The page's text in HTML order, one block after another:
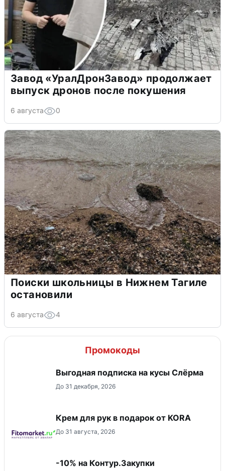
Завод «УралДронЗавод» продолжает
выпуск дронов после покушения
6 августа 0
Поиски школьницы в Нижнем Тагиле
остановили
6 августа 4
Промокоды
Выгодная подписка на кусы Слёрма
До 31 декабря, 2026
Крем для рук в подарок от KORA
До 31 августа, 2026
-10% на Контур.Закупки